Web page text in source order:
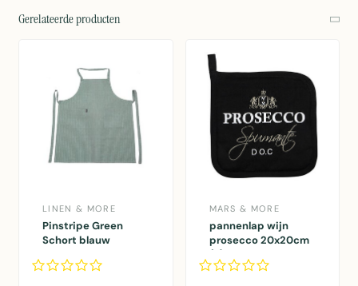
Gerelateerde producten
LINEN & MORE
Pinstripe Green
Schort blauw
MARS & MORE
pannenlap wijn
prosecco 20x20cm
(2)